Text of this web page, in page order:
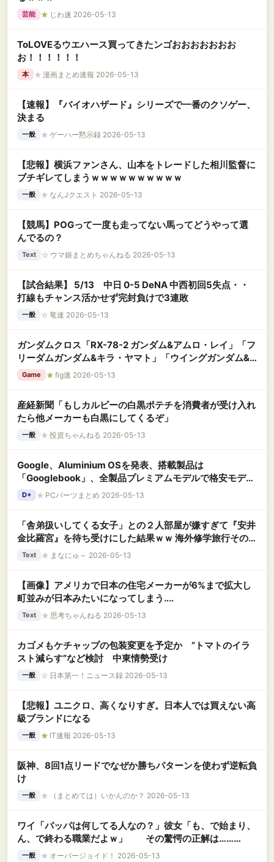
芸能 ★ じわ速 2026-05-13
ToLOVEるウエハース買ってきたンゴおおおおおおお
お！！！！！！
本 ★ 漫画まとめ速報 2026-05-13
【速報】『バイオハザード』シリーズで一番のクソゲー、
決まる
一般 ★ ゲーハー黙示録 2026-05-13
【悲報】横浜ファンさん、山本をトレードした相川監督に
ブチギレてしまうｗｗｗｗｗｗｗｗｗｗ
一般 ★ なんJクエスト 2026-05-13
【競馬】POGって一度も走ってない馬ってどうやって選
んでるの？
Text ☆ ウマ娘まとめちゃんねる 2026-05-13
【試合結果】 5/13 中日 0-5 DeNA 中西初回5失点・・
打線もチャンス活かせず完封負けで3連敗
一般 ☆ 竜速 2026-05-13
ガンダムクロス「RX-78-2 ガンダム&アムロ・レイ」「フ
リーダムガンダム&キラ・ヤマト」「ウイングガンダム&
ヒイロ・ユイ」【発売決定】
Game ★ fig速 2026-05-13
産経新聞「もしカルビーの白黒ポテチを消費者が受け入れ
たら他メーカーも白黒にしてくるぞ」
一般 ★ 投資ちゃんねる 2026-05-13
Google、Aluminium OSを発表、搭載製品は
「Googlebook」、全製品プレミアムモデルで格安モデル
はなし
D+ ★ PCパーツまとめ 2026-05-13
「舎弟扱いしてくる女子」との２人部屋が嫌すぎて『安井
金比羅宮』を待ち受けにした結果ｗｗ 海外修学旅行その
ものが消滅して念願の縁切り成功←効果テキメンすぎて草
Text ★ まなにゅ～ 2026-05-13
【画像】アメリカで日本の住宅メーカーが6%まで拡大し
町並みが日本みたいになってしまう‥‥
Text ★ 思考ちゃんねる 2026-05-13
カゴメもケチャップの包装変更を予定か ”トマトのイラ
スト減らす”など検討 中東情勢受け
一般 ☆ 日本第一！ニュース録 2026-05-13
【悲報】ユニクロ、高くなりすぎ。日本人では買えない高
級ブランドになる
一般 ★ IT速報 2026-05-13
阪神、8回1点リードでなぜか勝ちパターンを使わず逆転負
け
一般 ★ （まとめては）いかんのか？ 2026-05-13
ワイ「パッパは何してる人なの？」彼女「も、で始まり、
ん、で終わる職業だよｗ」 その驚愕の正解は………
一般 ★ オーバージョイド！ 2026-05-13